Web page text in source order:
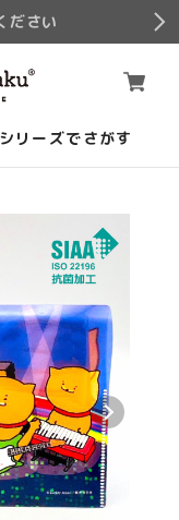
ださい
シリーズでさがす